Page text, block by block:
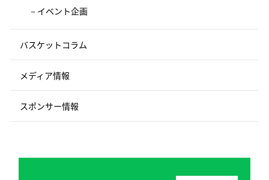
イベント企画
バスケットコラム
メディア情報
スポンサー情報